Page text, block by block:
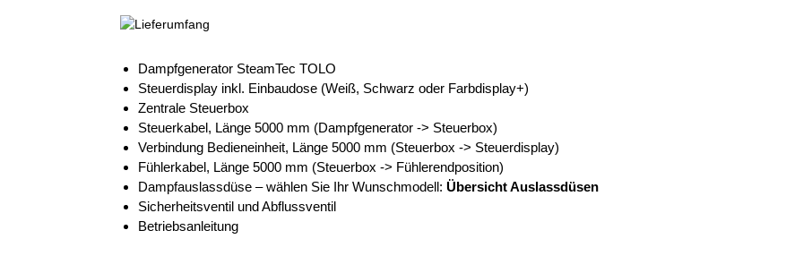
Dampfgenerator SteamTec TOLO
Steuerdisplay inkl. Einbaudose (Weiß, Schwarz oder Farbdisplay+)
Zentrale Steuerbox
Steuerkabel, Länge 5000 mm (Dampfgenerator -> Steuerbox)
Verbindung Bedieneinheit, Länge 5000 mm (Steuerbox -> Steuerdisplay)
Fühlerkabel, Länge 5000 mm (Steuerbox -> Fühlerendposition)
Dampfauslassdüse – wählen Sie Ihr Wunschmodell: Übersicht Auslassdüsen
Sicherheitsventil und Abflussventil
Betriebsanleitung